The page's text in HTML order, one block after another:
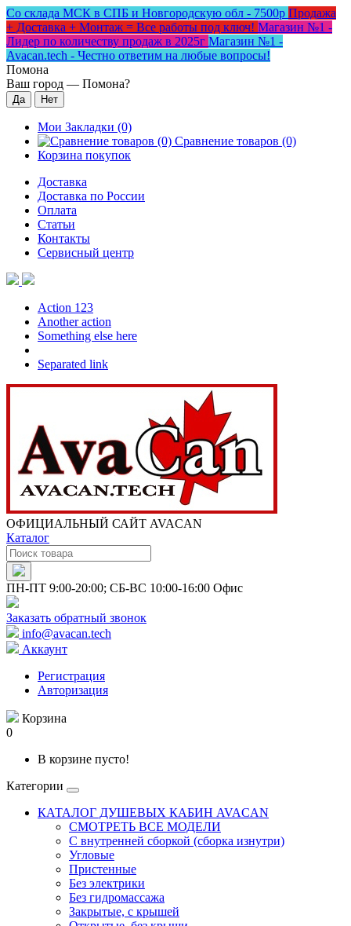
Со склада МСК в СПБ и Новгородскую обл - 7500р Продажа
+ Доставка + Монтаж = Все работы под ключ! Магазин №1 -
Лидер по количеству продаж в 2025г Магазин №1 -
Avacan.tech - Честно ответим на любые вопросы!
Помона
Ваш город — Помона?
Мои Закладки (0)
Сравнение товаров (0)
Корзина покупок
Доставка
Доставка по России
Оплата
Статьи
Контакты
Сервисный центр
Action 123
Another action
Something else here
Separated link
ОФИЦИАЛЬНЫЙ САЙТ AVACAN
Каталог
ПН-ПТ 9:00-20:00; СБ-ВС 10:00-16:00 Офис
Заказать обратный звонок
info@avacan.tech
Аккаунт
Регистрация
Авторизация
Корзина
0
В корзине пусто!
Категории
КАТАЛОГ ДУШЕВЫХ КАБИН AVACAN
СМОТРЕТЬ ВСЕ МОДЕЛИ
С внутренней сборкой (сборка изнутри)
Угловые
Пристенные
Без электрики
Без гидромассажа
Закрытые, с крышей